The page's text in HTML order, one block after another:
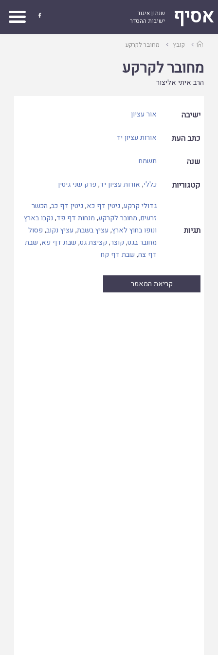
אסיף
שנתון איגוד
ישיבות ההסדר

עמודקובץ מחובר לקרקע
מחובר לקרקע
הרב איתי אליצור
ישיבה אור עציון
כתב העת אורות עציון יד
שנה תשמח
קטגוריות כללי, אורות עציון יד, פרק שני גיטין
תגיות
גדולי קרקע,גיטין דף כא,גיטין דף כב, הכשר
זרעים, מחובר לקרקע, מנחות דף פד, נקבו בארץ
ונופו בחוץ לארץ, עציץ בשבת, עציץ נקוב, פסול
מחובר בגט, קוצר, קציצת גט, שבת דף פא, שבת
דף צה, שבת דף קח
קריאת המאמר